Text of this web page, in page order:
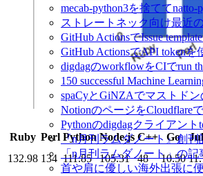
mecab-python3を捨ててnatto-
ストレートネック向け最近
GitHub ActionsでIssue
GitHub ActionsでAPI token
digdagのworkflowをCIでrun
150 successful Machine
spaCyとGiNZAでマストド
NotionのページをCloudflare
Pythonのdigdagクライアン
『n月刊ラムダノート』創
「n月刊ラムダノート」の
首や肩に優しい海外出張に
Ruby Perl Python Node.js C++ Go
132.98 134 111.85 105.31 48 10.50